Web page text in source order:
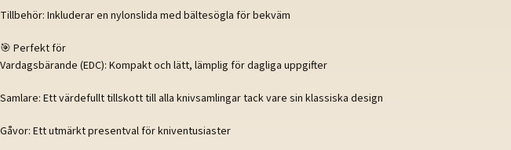
Tillbehör: Inkluderar en nylonslida med bältesögla för bekväm
🎯 Perfekt för
Vardagsbärande (EDC): Kompakt och lätt, lämplig för dagliga uppgifter
Samlare: Ett värdefullt tillskott till alla knivsamlingar tack vare sin klassiska design
Gåvor: Ett utmärkt presentval för kniventusiaster